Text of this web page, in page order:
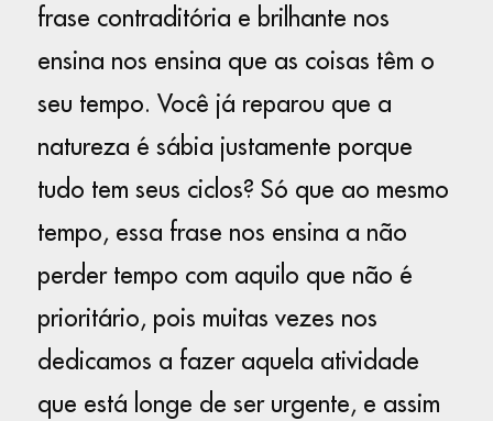
frase contraditória e brilhante nos
ensina nos ensina que as coisas têm o
seu tempo. Você já reparou que a
natureza é sábia justamente porque
tudo tem seus ciclos? Só que ao mesmo
tempo, essa frase nos ensina a não
perder tempo com aquilo que não é
prioritário, pois muitas vezes nos
dedicamos a fazer aquela atividade
que está longe de ser urgente, e assim